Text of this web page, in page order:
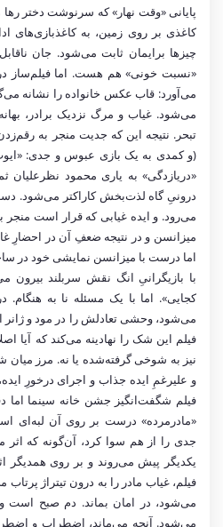
پایانی «وقت نهار» که سرنوشت دختر
کاغذی بر روی زمین، به کاغذبازی‌های
چیزها برایمان ثابت می‌شود. جان
«نسبت خونی» هم هست. اما فیلم‌ساز
می‌آورد: قاب عکس خانواده را نشانه
می‌شود. غیاب و مرگ نزدیک برادر،
تبحر. نتیجه این که جدیت منجر به
(و کمدی به یک بازی عبوس و جدی:
«دریازدگی» به یاری محمود نظرعلیان
درونیِ گاه لذت‌بخش کاراکتر می‌شود. دستِ
می‌رود. و ایده غیابی که قرار است
میزانسن و در نتیجه ضعفِ آن در احضارِ
اما درست با میزانسن نمایشی خود در
با بازیگرانیِ انگ نقش سربلند بیرون
کجایی». اما با یک مسئله نا به ‌هنگام.
می‌شود، وحشی تعادلش را در مود و ژانر
فیلم این شک را نهادینه می‌کند که آیا
نیز به شوخی گرفته‌شده یا نه. مرز
و علیرغمِ ایده جذاب و اجرای درخورِ
فیلم شگفت‌انگیز جشن خانه سینما اما
«مادرمرده» درست بر روی آن لبه‌ای
جدی را از هم سوا کرد، آن‌گونه که
یکدیگر پیش می‌روند و بر روی همدیگر
فیلم، غیاب مادر را به درون تیتراژ پرتاب
می‌شود، در امان بماند. دم صبح
می‌شود. آنچه می‌ماند، اضطراب و